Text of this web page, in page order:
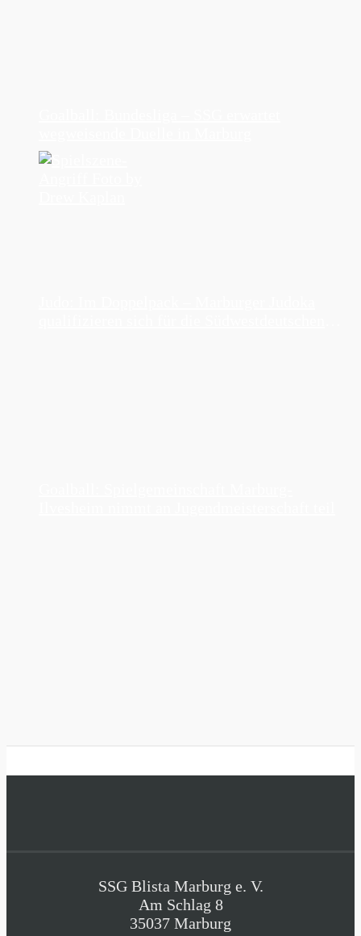
SSG Blista Marburg e. V.
Am Schlag 8
35037 Marburg